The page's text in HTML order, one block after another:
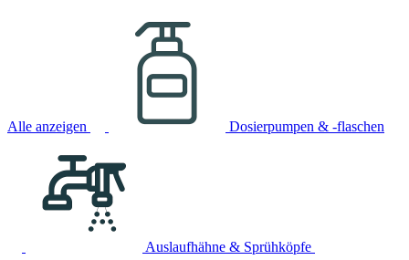
Alle anzeigen Dosierpumpen & -flaschen
Auslaufhähne & Sprühköpfe